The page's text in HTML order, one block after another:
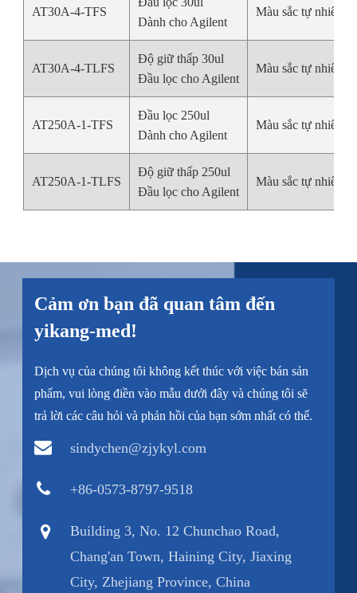
AT30A-4-TFS
Dành cho Agilent
Màu sắc tự nhiên
AT30A-4-TLFS
Độ giữ thấp 30ul
Đầu lọc cho Agilent
Màu sắc tự nhiên
AT250A-1-TFS
Đầu lọc 250ul
Dành cho Agilent
Màu sắc tự nhiên
AT250A-1-TLFS
Độ giữ thấp 250ul
Đầu lọc cho Agilent
Màu sắc tự nhiên
Cảm ơn bạn đã quan tâm đến
yikang-med!
Dịch vụ của chúng tôi không kết thúc với việc bán sản
phẩm, vui lòng điền vào mẫu dưới đây và chúng tôi sẽ
trả lời các câu hỏi và phản hồi của bạn sớm nhất có thể.
sindychen@zjykyl.com
+86-0573-8797-9518
Building 3, No. 12 Chunchao Road,
Chang'an Town, Haining City, Jiaxing
City, Zhejiang Province, China